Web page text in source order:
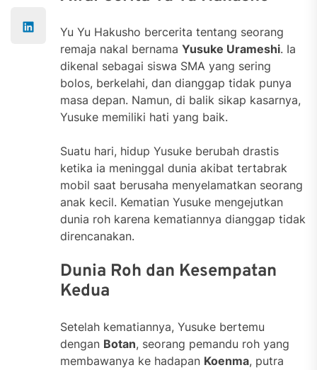
Yu Yu Hakusho bercerita tentang seorang
remaja nakal bernama Yusuke Urameshi. Ia
dikenal sebagai siswa SMA yang sering
bolos, berkelahi, dan dianggap tidak punya
masa depan. Namun, di balik sikap kasarnya,
Yusuke memiliki hati yang baik.
Suatu hari, hidup Yusuke berubah drastis
ketika ia meninggal dunia akibat tertabrak
mobil saat berusaha menyelamatkan seorang
anak kecil. Kematian Yusuke mengejutkan
dunia roh karena kematiannya dianggap tidak
direncanakan.
Dunia Roh dan Kesempatan
Kedua
Setelah kematiannya, Yusuke bertemu
dengan Botan, seorang pemandu roh yang
membawanya ke hadapan Koenma, putra